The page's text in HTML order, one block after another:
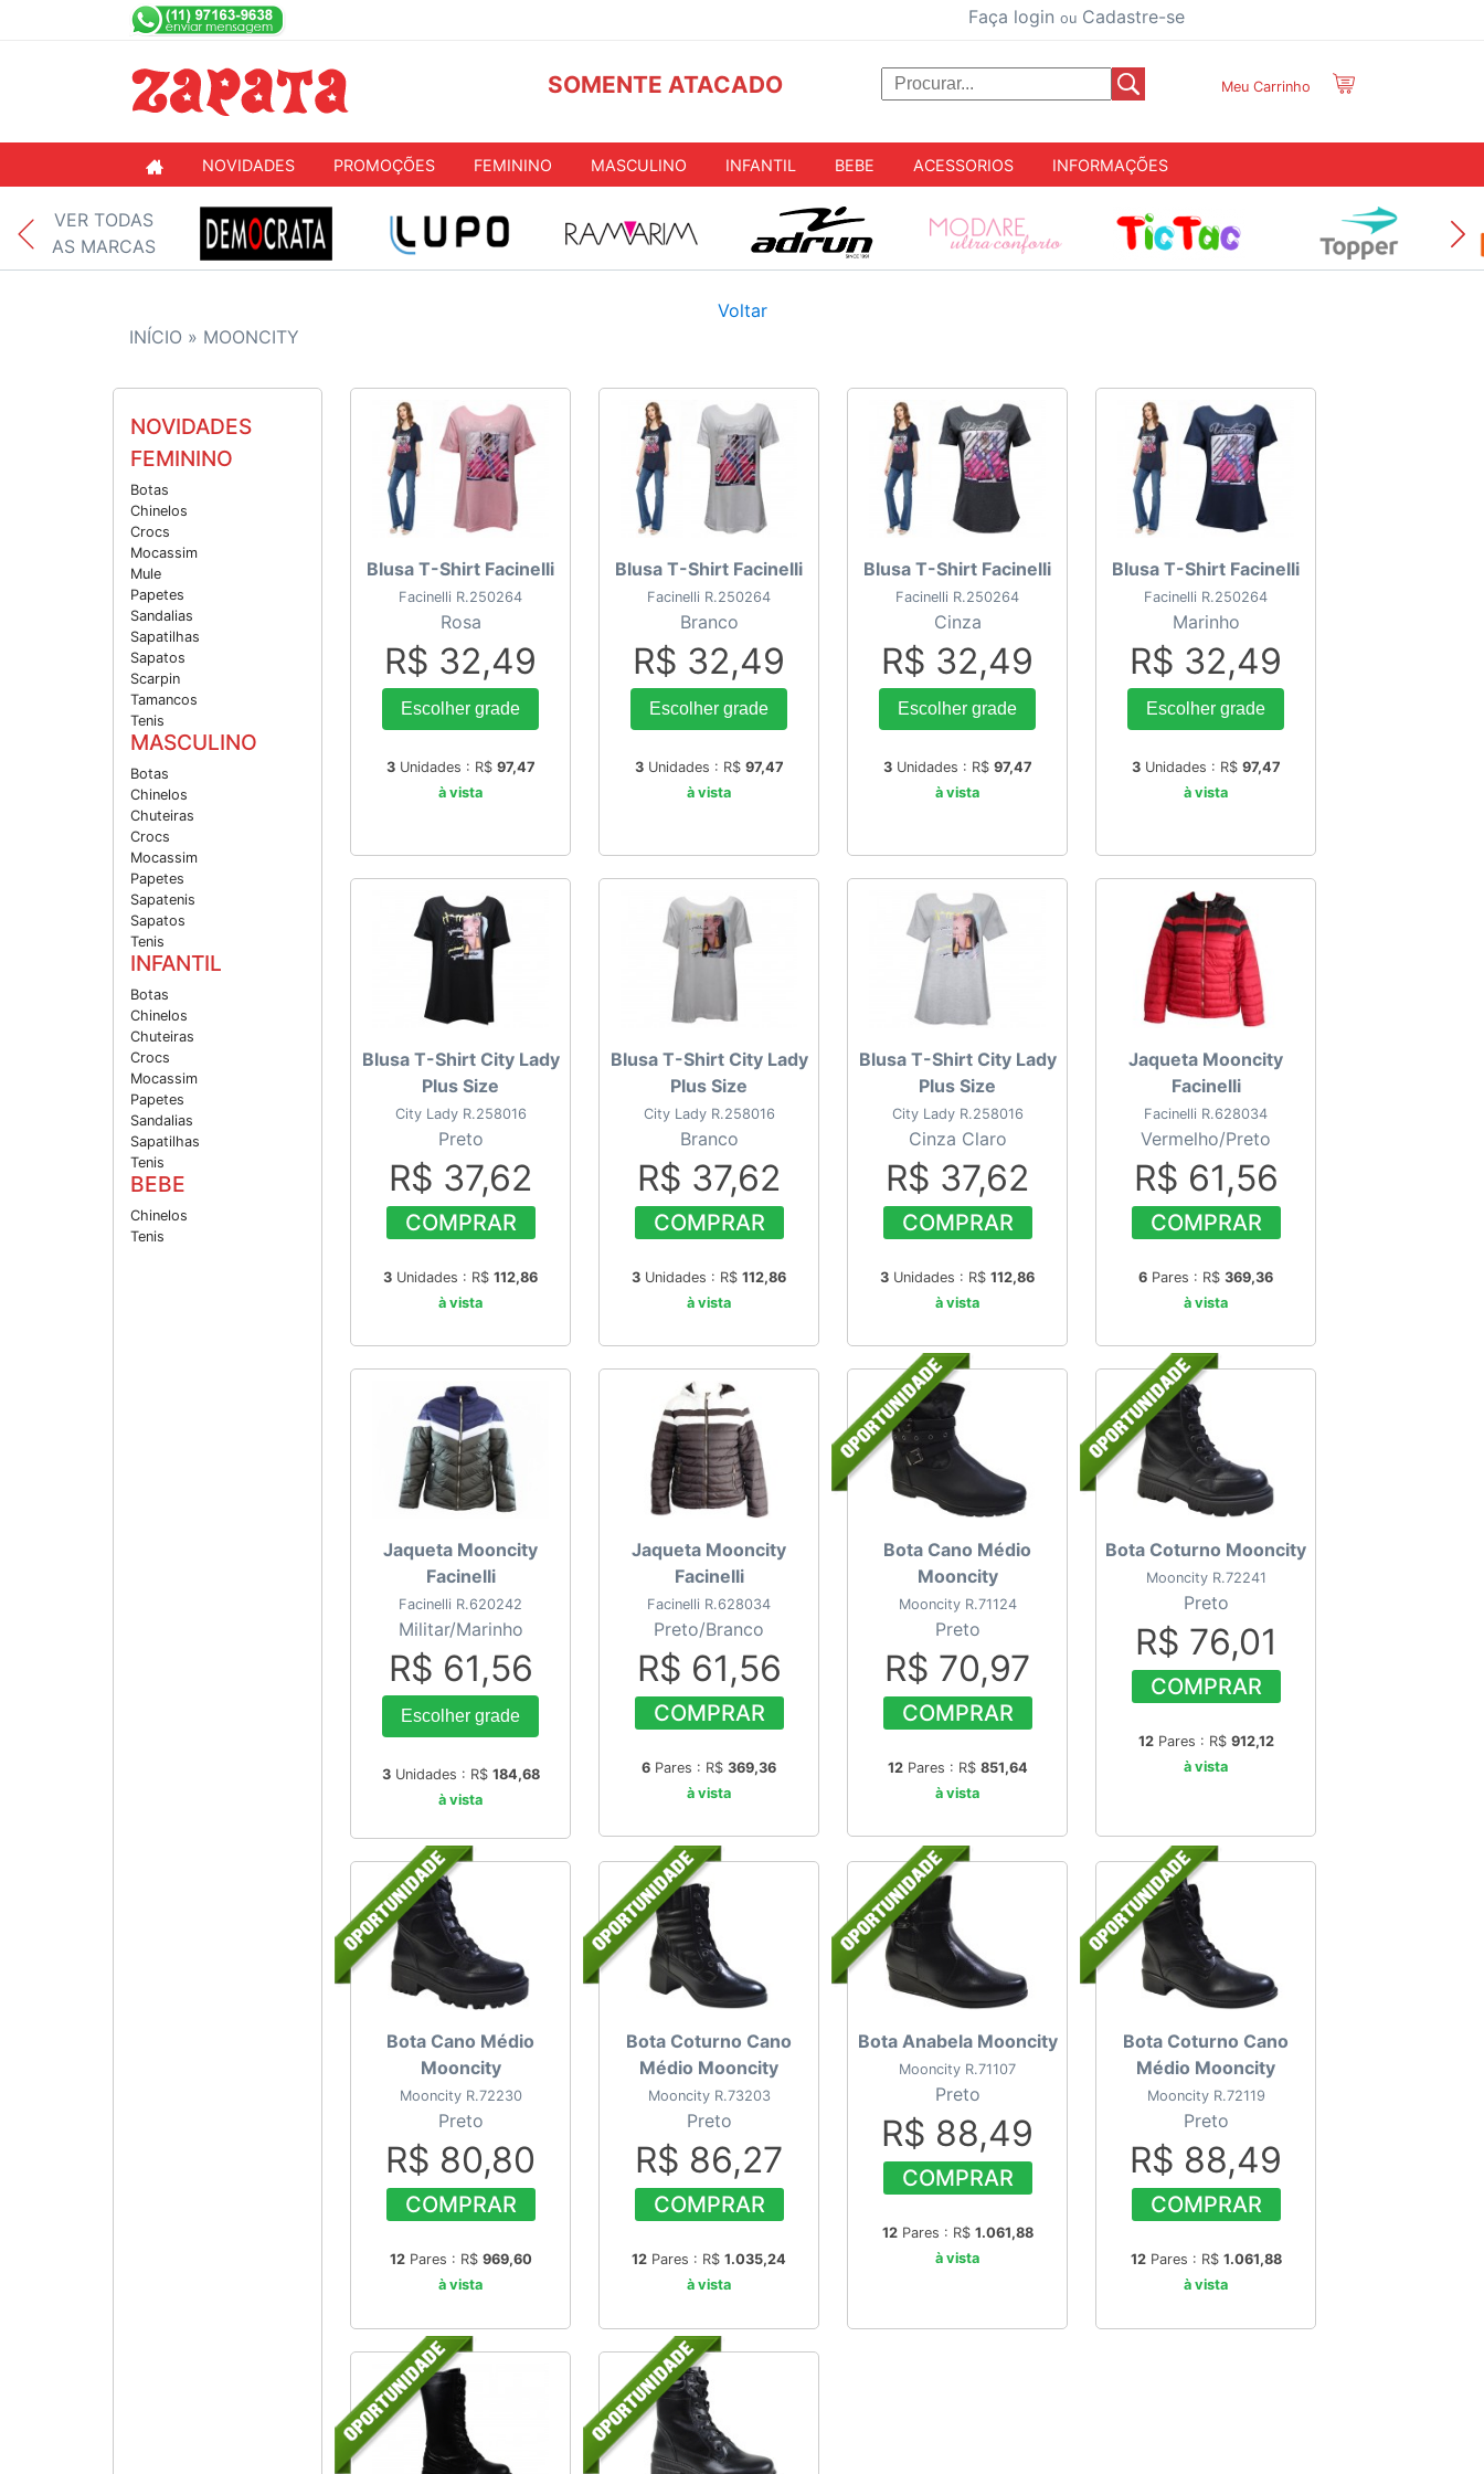
Faça login ou Cadastre-se
SOMENTE ATACADO Meu Carrinho
NOVIDADES PROMOÇÕES FEMININO MASCULINO INFANTIL BEBE ACESSORIOS INFORMAÇÕES
VER TODAS
AS MARCAS
Voltar
INÍCIO » MOONCITY
NOVIDADES
FEMININO
Botas
Chinelos
Crocs
Mocassim
Mule
Papetes
Sandalias
Sapatilhas
Sapatos
Scarpin
Tamancos
Tenis
MASCULINO
Botas
Chinelos
Chuteiras
Crocs
Mocassim
Papetes
Sapatenis
Sapatos
Tenis
INFANTIL
Botas
Chinelos
Chuteiras
Crocs
Mocassim
Papetes
Sandalias
Sapatilhas
Tenis
BEBE
Chinelos
Tenis
Blusa T-Shirt Facinelli
Facinelli R.250264
Rosa
R$ 32,49
Escolher grade
3Unidades : R$ 97,47
à vista
Blusa T-Shirt Facinelli
Facinelli R.250264
Branco
R$ 32,49
Escolher grade
3Unidades : R$ 97,47
à vista
Blusa T-Shirt Facinelli
Facinelli R.250264
Cinza
R$ 32,49
Escolher grade
3Unidades : R$ 97,47
à vista
Blusa T-Shirt Facinelli
Facinelli R.250264
Marinho
R$ 32,49
Escolher grade
3Unidades : R$ 97,47
à vista
Blusa T-Shirt City Lady
Plus Size
City Lady R.258016
Preto
R$ 37,62
COMPRAR
3 Unidades : R$ 112,86
à vista
Blusa T-Shirt City Lady
Plus Size
City Lady R.258016
Branco
R$ 37,62
COMPRAR
3 Unidades : R$ 112,86
à vista
Blusa T-Shirt City Lady
Plus Size
City Lady R.258016
Cinza Claro
R$ 37,62
COMPRAR
3 Unidades : R$ 112,86
à vista
Jaqueta Mooncity
Facinelli
Facinelli R.628034
Vermelho/Preto
R$ 61,56
COMPRAR
6 Pares : R$ 369,36
à vista
Jaqueta Mooncity
Facinelli
Facinelli R.620242
Militar/Marinho
R$ 61,56
Escolher grade
3Unidades : R$ 184,68
à vista
Jaqueta Mooncity
Facinelli
Facinelli R.628034
Preto/Branco
R$ 61,56
COMPRAR
6 Pares : R$ 369,36
à vista
Bota Cano Médio
Mooncity
Mooncity R.71124
Preto
R$ 70,97
COMPRAR
12Pares : R$ 851,64
à vista
Bota Coturno Mooncity
Mooncity R.72241
Preto
R$ 76,01
COMPRAR
12Pares : R$ 912,12
à vista
Bota Cano Médio
Mooncity
Mooncity R.72230
Preto
R$ 80,80
COMPRAR
12Pares : R$ 969,60
à vista
Bota Coturno Cano
Médio Mooncity
Mooncity R.73203
Preto
R$ 86,27
COMPRAR
12 Pares : R$ 1.035,24
à vista
Bota Anabela Mooncity
Mooncity R.71107
Preto
R$ 88,49
COMPRAR
12Pares : R$ 1.061,88
à vista
Bota Coturno Cano
Médio Mooncity
Mooncity R.72119
Preto
R$ 88,49
COMPRAR
12Pares : R$ 1.061,88
à vista